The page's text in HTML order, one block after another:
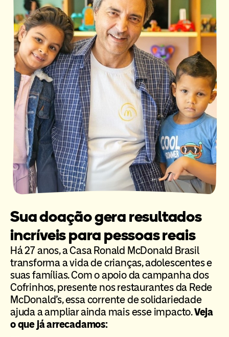
Sua doação gera resultados
incríveis para pessoas reais
Há 27 anos, a Casa Ronald McDonald Brasil
transforma a vida de crianças, adolescentes e
suas famílias. Com o apoio da campanha dos
Cofrinhos, presente nos restaurantes da Rede
McDonald’s, essa corrente de solidariedade
ajuda a ampliar ainda mais esse impacto.Veja
o que já arrecadamos: